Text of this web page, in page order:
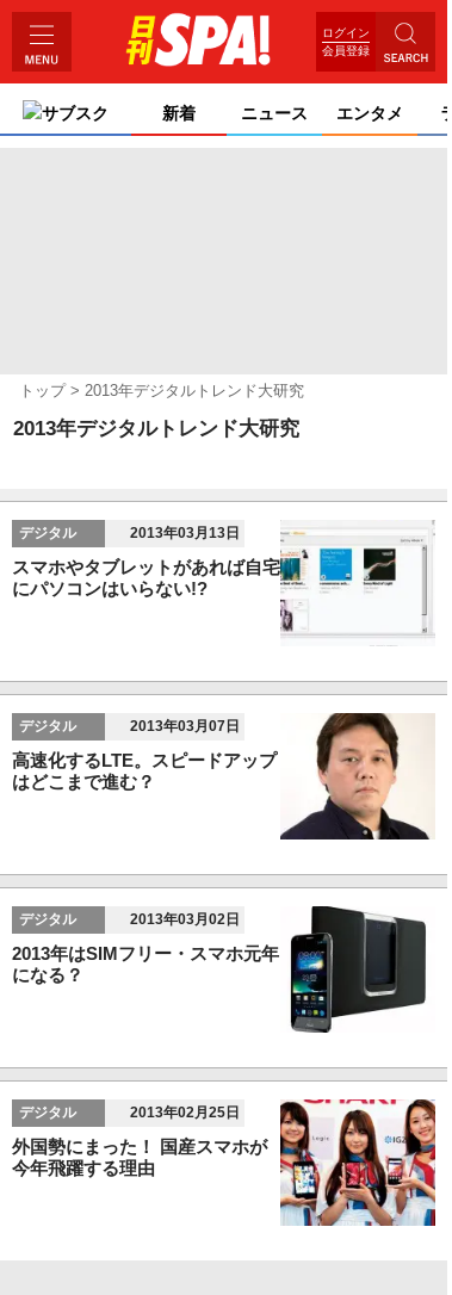
ログイン
会員登録
サブスク 新着 ニュース エンタメ
トップ 2013年デジタルトレンド大研究
2013年デジタルトレンド大研究
デジタル 2013年03月13日
スマホやタブレットがあれば自宅
にパソコンはいらない!?
デジタル 2013年03月07日
高速化するLTE。スピードアップ
はどこまで進む？
デジタル 2013年03月02日
2013年はSIMフリー・スマホ元年
になる？
デジタル 2013年02月25日
外国勢にまった！ 国産スマホが
今年飛躍する理由